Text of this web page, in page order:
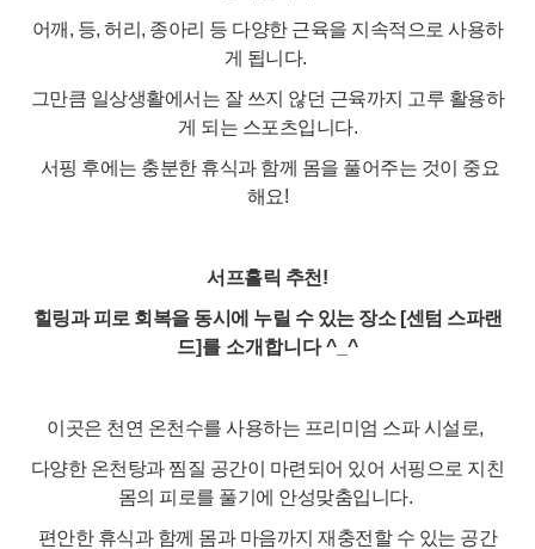
어깨, 등, 허리, 종아리 등 다양한 근육을 지속적으로 사용하
게 됩니다.
그만큼 일상생활에서는 잘 쓰지 않던 근육까지 고루 활용하
게 되는 스포츠입니다.
서핑 후에는 충분한 휴식과 함께 몸을 풀어주는 것이 중요
해요!
서프홀릭 추천 !
힐링과 피로 회복을 동시에 누릴 수 있는 장소 [센텀 스파랜
드]를 소개합니다 ^_^
이곳은 천연 온천수를 사용하는 프리미엄 스파 시설로,
다양한 온천탕과 찜질 공간이 마련되어 있어 서핑으로 지친
몸의 피로를 풀기에 안성맞춤입니다.
편안한 휴식과 함께 몸과 마음까지 재충전할 수 있는 공간